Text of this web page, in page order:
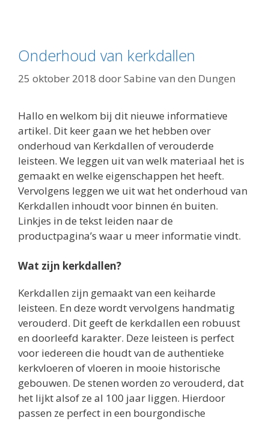
Onderhoud van kerkdallen
25 oktober 2018 doorSabine van den Dungen
Hallo en welkom bij dit nieuwe informatieve
artikel. Dit keer gaan we het hebben over
onderhoud van Kerkdallen of verouderde
leisteen. We leggen uit van welk materiaal het is
gemaakt en welke eigenschappen het heeft.
Vervolgens leggen we uit wat het onderhoud van
Kerkdallen inhoudt voor binnen én buiten.
Linkjes in de tekst leiden naar de
productpagina’s waar u meer informatie vindt.
Wat zijn kerkdallen?
Kerkdallen zijn gemaakt van een keiharde
leisteen. En deze wordt vervolgens handmatig
verouderd. Dit geeft de kerkdallen een robuust
en doorleefd karakter. Deze leisteen is perfect
voor iedereen die houdt van de authentieke
kerkvloeren of vloeren in mooie historische
gebouwen. De stenen worden zo verouderd, dat
het lijkt alsof ze al 100 jaar liggen. Hierdoor
passen ze perfect in een bourgondische